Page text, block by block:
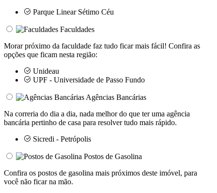
Parque Linear Sétimo Céu
Faculdades
Morar próximo da faculdade faz tudo ficar mais fácil! Confira as
opções que ficam nesta região:
Unideau
UPF - Universidade de Passo Fundo
Agências Bancárias
Na correria do dia a dia, nada melhor do que ter uma agência
bancária pertinho de casa para resolver tudo mais rápido.
Sicredi - Petrópolis
Postos de Gasolina
Confira os postos de gasolina mais próximos deste imóvel, para
você não ficar na mão.